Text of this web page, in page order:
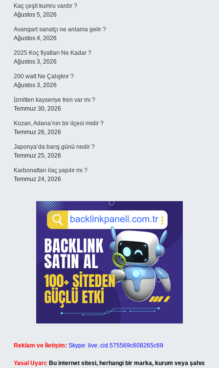
Kaç çeşit kumru vardır ?
Ağustos 5, 2026
Avangart sanatçı ne anlama gelir ?
Ağustos 4, 2026
2025 Koç fiyatları Ne Kadar ?
Ağustos 3, 2026
200 watt Ne Çalıştırır ?
Ağustos 3, 2026
İzmitten kayseriye tren var mı ?
Temmuz 30, 2026
Kozan, Adana’nın bir ilçesi midir ?
Temmuz 26, 2026
Japonya’da barış günü nedir ?
Temmuz 25, 2026
Karbonattan ilaç yapılır mı ?
Temmuz 24, 2026
Reklam ve İletişim: Skype: live:.cid.575569c608265c69
Yasal Uyarı: Bu internet sitesi, herhangi bir marka, kurum veya şahıs